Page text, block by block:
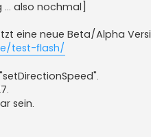
also nochmal]
eine neue Beta/Alpha
test-flash/
sein.